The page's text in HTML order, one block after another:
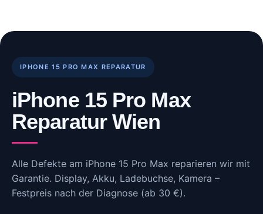
content
IPHONE 15 PRO MAX REPARATUR
iPhone 15 Pro Max
Reparatur Wien
Alle Defekte am iPhone 15 Pro Max reparieren wir mit
Garantie. Display, Akku, Ladebuchse, Kamera –
Festpreis nach der Diagnose (ab 30 €).